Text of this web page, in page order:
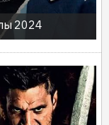
2024